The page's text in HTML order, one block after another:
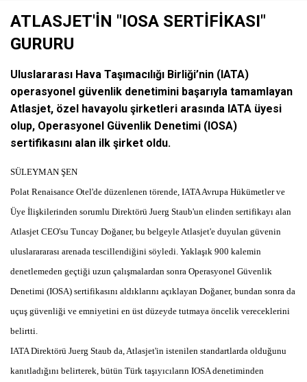
ATLASJET'İN "IOSA SERTİFİKASI"
GURURU
Uluslararası Hava Taşımacılığı Birliği’nin (IATA)
operasyonel güvenlik denetimini başarıyla tamamlayan
Atlasjet, özel havayolu şirketleri arasında IATA üyesi
olup, Operasyonel Güvenlik Denetimi (IOSA)
sertifikasını alan ilk şirket oldu.
SÜLEYMAN ŞEN
Polat Renaisance Otel'de düzenlenen törende, IATA Avrupa Hükümetler ve
Üye İlişkilerinden sorumlu Direktörü Juerg Staub'un elinden sertifikayı alan
Atlasjet CEO'su Tuncay Doğaner, bu belgeyle Atlasjet'e duyulan güvenin
uluslarararası arenada tescillendiğini söyledi. Yaklaşık 900 kalemin
denetlemeden geçtiği uzun çalışmalardan sonra Operasyonel Güvenlik
Denetimi (IOSA) sertifikasını aldıklarını açıklayan Doğaner, bundan sonra da
uçuş güvenliği ve emniyetini en üst düzeyde tutmaya öncelik vereceklerini
belirtti.
IATA Direktörü Juerg Staub da, Atlasjet'in istenilen standartlarda olduğunu
kanıtladığını belirterek, bütün Türk taşıyıcıların IOSA denetiminden